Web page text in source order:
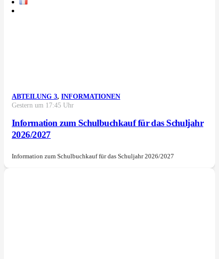
ABTEILUNG 3, INFORMATIONEN
Gestern um 17:45 Uhr
Information zum Schulbuchkauf für das Schuljahr
2026/2027
Information zum Schulbuchkauf für das Schuljahr 2026/2027